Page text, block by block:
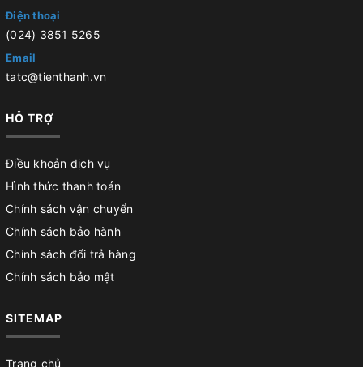
Điện thoại
(024) 3851 5265
Email
tatc@tienthanh.vn
HỖ TRỢ
Điều khoản dịch vụ
Hình thức thanh toán
Chính sách vận chuyển
Chính sách bảo hành
Chính sách đổi trả hàng
Chính sách bảo mật
SITEMAP
Trang chủ